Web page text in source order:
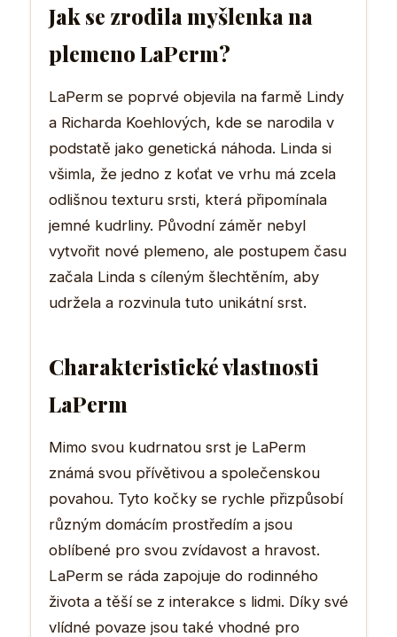
Jak se zrodila myšlenka na
plemeno LaPerm?
LaPerm se poprvé objevila na farmě Lindy
a Richarda Koehlových, kde se narodila v
podstatě jako genetická náhoda. Linda si
všimla, že jedno z koťat ve vrhu má zcela
odlišnou texturu srsti, která připomínala
jemné kudrliny. Původní záměr nebyl
vytvořit nové plemeno, ale postupem času
začala Linda s cíleným šlechtěním, aby
udržela a rozvinula tuto unikátní srst.
Charakteristické vlastnosti
LaPerm
Mimo svou kudrnatou srst je LaPerm
známá svou přívětivou a společenskou
povahou. Tyto kočky se rychle přizpůsobí
různým domácím prostředím a jsou
oblíbené pro svou zvídavost a hravost.
LaPerm se ráda zapojuje do rodinného
života a těší se z interakce s lidmi. Díky své
vlídné povaze jsou také vhodné pro